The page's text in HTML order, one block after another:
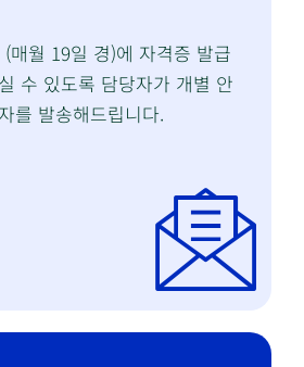
매월 19일 경)에 자격증 발급
수 있도록 담당자가 개별 안
를 발송해드립니다.